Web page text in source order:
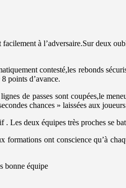
à l’adversaire.Sur deux
contesté,les rebonds
points d’avance.
de passes sont coupées,le
chances » laissées aux
Les deux équipes très proches se
ont conscience qu’à
bonne équipe